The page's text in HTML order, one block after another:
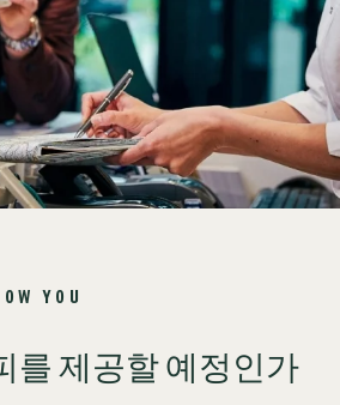
YOU
를 제공할 예정인가